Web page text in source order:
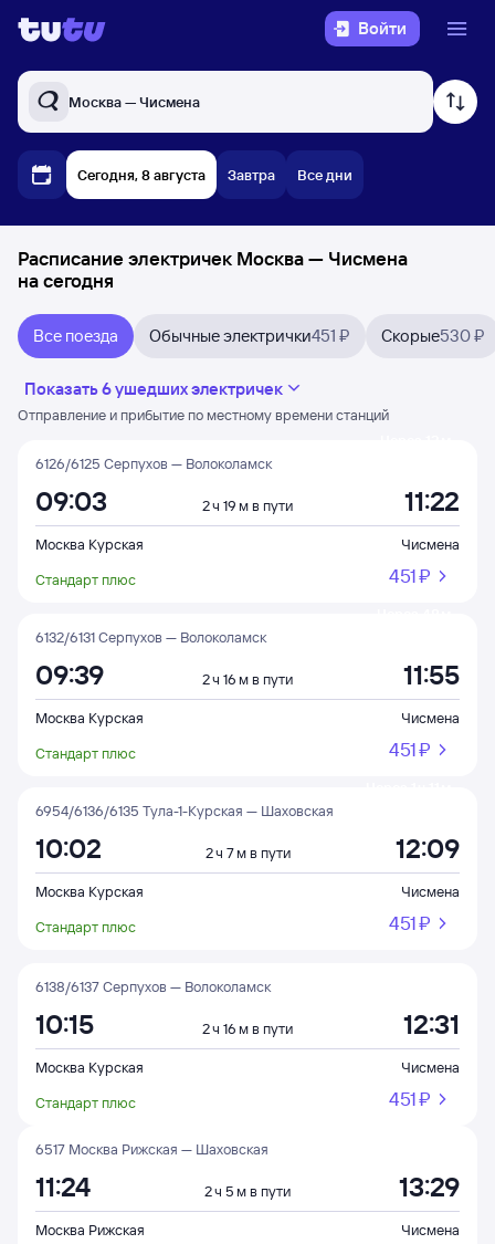
Войти
Москва — Чисмена
Сегодня, 8 августа Завтра Все дни
Расписание электричек Москва — Чисмена
на сегодня
Все поезда Обычные электрички451 ₽ Скорые530 ₽
Показать 6 ушедших электричек
Отправление и прибытие по местному времени станций
6126/6125 Серпухов — Волоколамск
09:03 2 ч 19 м в пути 11:22
Москва Курская
Чисмена
Стандарт плюс
451 ⁠₽
6132/6131 Серпухов — Волоколамск
09:39 2 ч 16 м в пути 11:55
Москва Курская
Чисмена
Стандарт плюс
451 ⁠₽
6954/6136/6135 Тула-1-Курская — Шаховская
10:02 2 ч 7 м в пути 12:09
Москва Курская
Чисмена
Стандарт плюс
451 ⁠₽
6138/6137 Серпухов — Волоколамск
10:15 2 ч 16 м в пути 12:31
Москва Курская
Чисмена
Стандарт плюс
451 ⁠₽
6517 Москва Рижская — Шаховская
11:24 2 ч 5 м в пути 13:29
Москва Рижская
Чисмена